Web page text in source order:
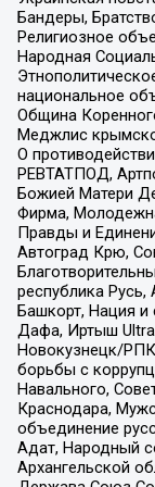
Бандеры,
Религиозное
Народная
национальное
Община
Меджлис
О
РЕВТАТПОД,
Божией Матери
Фирма,
Правды и
Автоград Крю,
республика Русь,
Башкорт, Нация и
Дафа, Иртыш
Новокузнецк/
борьбы с
Навального,
Краснодара,
объединение
Адат, Народный
Архангельской